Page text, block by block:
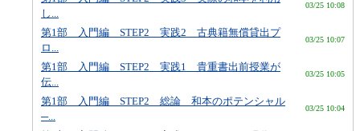
し...
03/25 10:08
第1部 入門編 STEP2 実践2 古典籍無償貸出プ
ロ...
03/25 10:07
第1部 入門編 STEP2 実践1 貴重書出前授業が
伝...
03/25 10:05
第1部 入門編 STEP2 総論 和本のポテンシャル
─...
03/25 10:04